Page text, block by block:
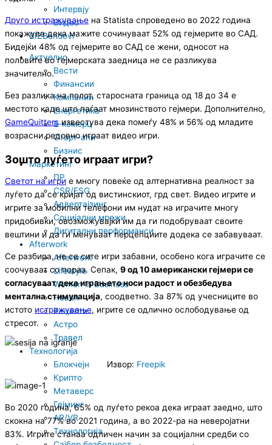
Интервју
Видео
BIZBendovi
Актуелно
Вести
Финансии
Компании
Енергетика
Е-комерц
Старт-апи
Бизнис
Маркетинг
ПР
CSR/ESG
Адвертајзинг
Социјални мрежи
Дигитални перформанси
Afterwork
Afterwork
Lifestyle
Women in Business
Health
Рецепти
Астро
Травел
Технологија
Блокчејн
Крипто
Метаверс
Гејминг
AR/VR
Tехнологија
Друго истражување на Statista спроведено во 2022 година
покажува дека мажите сочинуваат 52% од гејмерите во САД.
Бидејќи 48% од гејмерите во САД се жени, односот на
половите во гејмерската заедница не се разликува
значително.
Без разлика на полот, старосната граница од 18 до 34 е
местото каде што паѓаат мнозинството гејмери. Дополнително,
GameQuittersизвестува дека помеѓу 48% и 56% од младите
возрасни редовно играат видео игри.
Зошто луѓето играат игри?
Светот на игри е многу повеќе од алтернативна реалност за
луѓето да се кријат од вистинскиот, грд свет. Видео игрите и
игрите за мобилни телефони им нудат на играчите многу
придобивки, овозможувајќи им да ги подобруваат своите
вештини и да ги менуваат перцепциите додека се забавуваат.
Се разбира, не се сите игри забавни, особено кога играчите се
соочуваат со пораз. Сепак, 9 од 10 американски гејмери се
согласуваат дека играњето носи радост и обезбедува
ментална стимулација, соодветно. За 87% од учесниците во
истото истражување, игрите се одлично ослободување од
стресот.
Извор: Freepik
Во 2020 година, 65% од луѓето рекоа дека играат заедно, што
скокна на 77% во 2021 година, а во 2022-ра на неверојатни
83%. Игрите станаа одличен начин за социјални средби со